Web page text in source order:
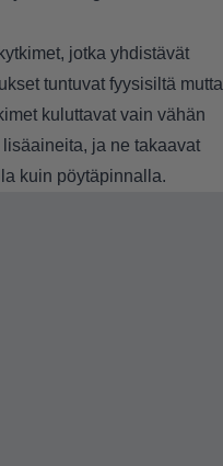
jotka yhdistävät
tuntuvat fyysisiltä mutta
kuluttavat vain vähän
ja ne takaavat
kuin pöytäpinnalla.